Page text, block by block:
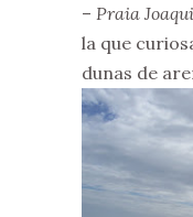
– Praia
la que
dunas de